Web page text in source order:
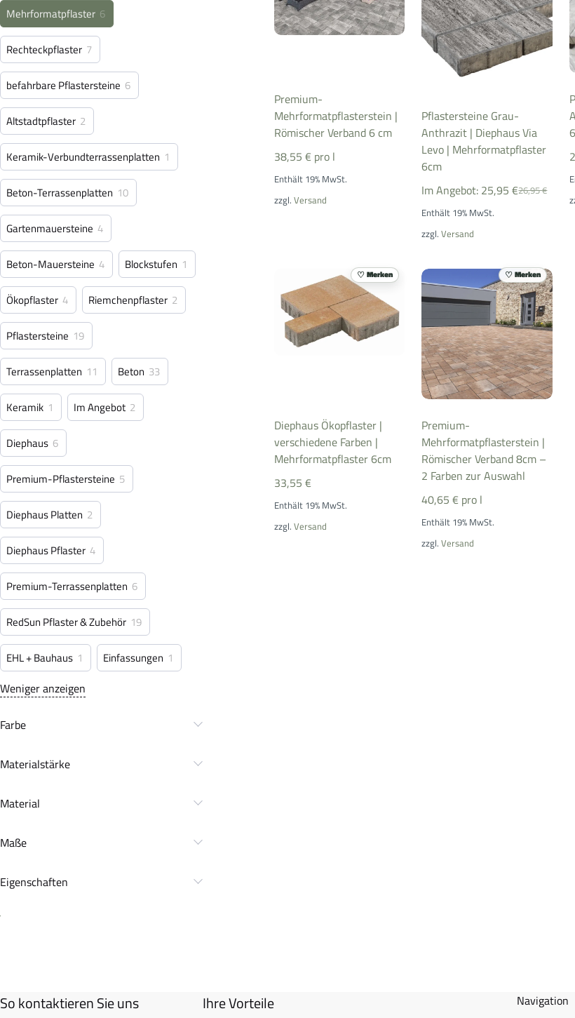
Premium-
Mehrformatpflasterstein |
Römischer Verband 6 cm
38,55 € pro l
Enthält 19% MwSt.
zzgl. Versand
Pflastersteine Grau-
Anthrazit | Diephaus Via
Levo | Mehrformatpflaster
6cm
Im Angebot:
26,95€
25,95€
Enthält 19% MwSt.
zzgl.Versand
Diephaus Ökopflaster |
verschiedene Farben |
Mehrformatpflaster 6cm
33,55 €
Enthält 19% MwSt.
zzgl. Versand
Merken
Premium-
Mehrformatpflasterstein |
Römischer Verband 8cm –
2 Farben zur Auswahl
40,65€ pro l
Enthält 19% MwSt.
zzgl.Versand
Merken
Mehrformatpflaster 6
Rechteckpflaster 7
befahrbare Pflastersteine 6
Altstadtpflaster 2
Keramik-Verbundterrassenplatten 1
Beton-Terrassenplatten 10
Gartenmauersteine 4
Beton-Mauersteine 4 Blockstufen 1
Ökopflaster 4 Riemchenpflaster 2
Pflastersteine 19
Terrassenplatten 11 Beton 33
Keramik 1 Im Angebot 2
Diephaus 6
Premium-Pflastersteine 5
Diephaus Platten 2
Diephaus Pflaster 4
Premium-Terrassenplatten 6
RedSun Pflaster & Zubehör 19
EHL + Bauhaus 1 Einfassungen 1
Weniger anzeigen
Farbe
Materialstärke
Material
Maße
Eigenschaften
So kontaktieren Sie uns Ihre Vorteile
Navigation